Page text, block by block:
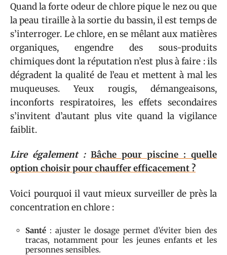
Quand la forte odeur de chlore pique le nez ou que
la peau tiraille à la sortie du bassin, il est temps de
s’interroger. Le chlore, en se mêlant aux matières
organiques, engendre des sous-produits
chimiques dont la réputation n’est plus à faire : ils
dégradent la qualité de l’eau et mettent à mal les
muqueuses. Yeux rougis, démangeaisons,
inconforts respiratoires, les effets secondaires
s’invitent d’autant plus vite quand la vigilance
faiblit.
Lire également : Bâche pour piscine : quelle
option choisir pour chauffer efficacement ?
Voici pourquoi il vaut mieux surveiller de près la
concentration en chlore :
Santé : ajuster le dosage permet d’éviter bien des
tracas, notamment pour les jeunes enfants et les
personnes sensibles.